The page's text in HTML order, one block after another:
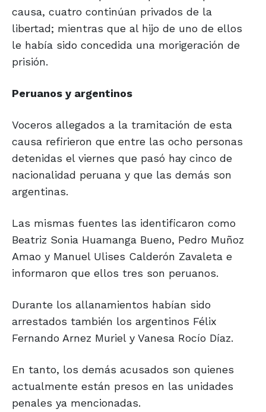
causa, cuatro continúan privados de la
libertad; mientras que al hijo de uno de ellos
le había sido concedida una morigeración de
prisión.
Peruanos y argentinos
Voceros allegados a la tramitación de esta
causa refirieron que entre las ocho personas
detenidas el viernes que pasó hay cinco de
nacionalidad peruana y que las demás son
argentinas.
Las mismas fuentes las identificaron como
Beatriz Sonia Huamanga Bueno, Pedro Muñoz
Amao y Manuel Ulises Calderón Zavaleta e
informaron que ellos tres son peruanos.
Durante los allanamientos habían sido
arrestados también los argentinos Félix
Fernando Arnez Muriel y Vanesa Rocío Díaz.
En tanto, los demás acusados son quienes
actualmente están presos en las unidades
penales ya mencionadas.